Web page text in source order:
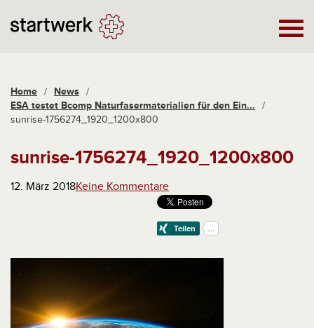
Home / News /
ESA testet Bcomp Naturfasermaterialien für den Ein...
/
sunrise-1756274_1920_1200x800
sunrise-1756274_1920_1200x800
12. März 2018Keine Kommentare